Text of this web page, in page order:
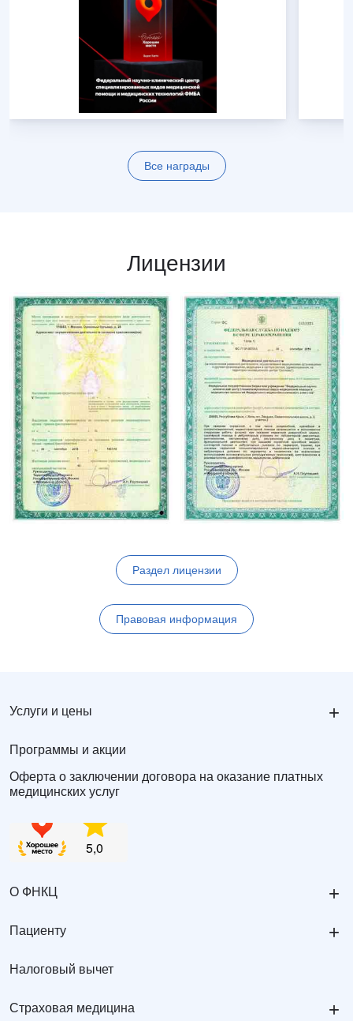
Все награды
Лицензии
Раздел лицензии
Правовая информация
Услуги и цены +
Программы и акции
Оферта о заключении договора на оказание платных
медицинских услуг
О ФНКЦ +
Пациенту +
Налоговый вычет
Страховая медицина +